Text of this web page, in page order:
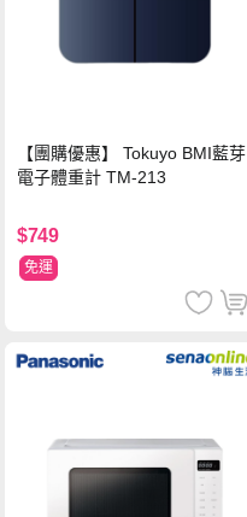
【團購優惠】 Tokuyo BMI藍芽
電子體重計 TM-213
$749
免運